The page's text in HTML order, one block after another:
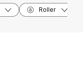
Roller